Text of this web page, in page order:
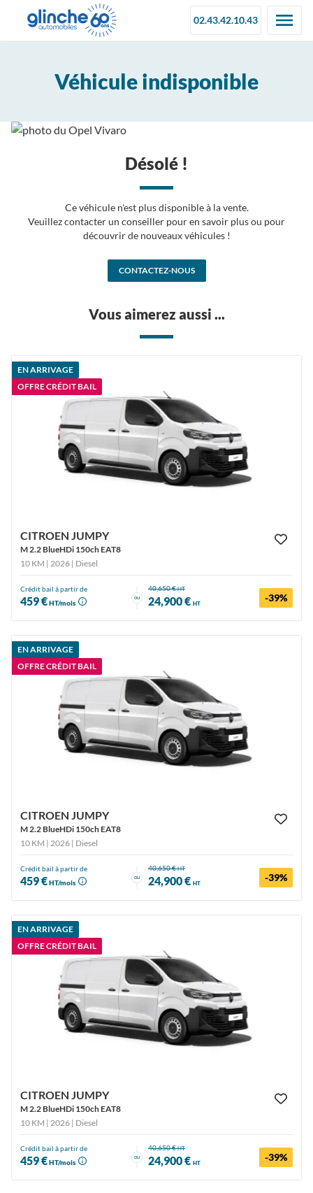
02.43.42.10.43
Véhicule indisponible
Désolé !
Ce véhicule n'est plus disponible à la vente.
Veuillez contacter un conseiller pour en savoir plus ou pour
découvrir de nouveaux véhicules !
CONTACTEZ-NOUS
Vous aimerez aussi ...
EN ARRIVAGE
OFFRE CRÉDIT BAIL
CITROEN JUMPY
M 2.2 BlueHDi 150ch EAT8
10 KM | 2026 | Diesel
Crédit bail à partir de
459 €HT/mois
ou
40,650 €HT
24,900 € HT -39%
EN ARRIVAGE
OFFRE CRÉDIT BAIL
CITROEN JUMPY
M 2.2 BlueHDi 150ch EAT8
10 KM | 2026 | Diesel
Crédit bail à partir de
459 €HT/mois
ou
40,650 €HT
24,900 € HT -39%
EN ARRIVAGE
OFFRE CRÉDIT BAIL
CITROEN JUMPY
M 2.2 BlueHDi 150ch EAT8
10 KM | 2026 | Diesel
Crédit bail à partir de
459 €HT/mois
ou
40,650 €HT
24,900 € HT -39%